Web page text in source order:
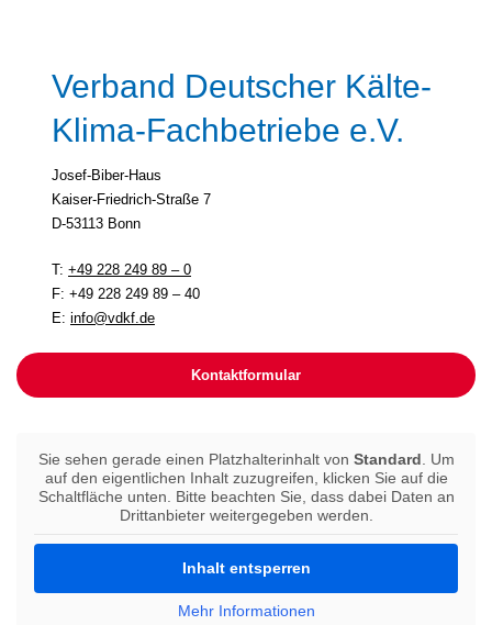
Verband Deutscher Kälte-
Klima-Fachbetriebe e.V.
Josef-Biber-Haus
Kaiser-Friedrich-Straße 7
D-53113 Bonn
T: +49 228 249 89 – 0
F: +49 228 249 89 – 40
E: info@vdkf.de
Kontaktformular
Sie sehen gerade einen Platzhalterinhalt von Standard . Um
auf den eigentlichen Inhalt zuzugreifen, klicken Sie auf die
Schaltfläche unten. Bitte beachten Sie, dass dabei Daten an
Drittanbieter weitergegeben werden.
Inhalt entsperren
Mehr Informationen